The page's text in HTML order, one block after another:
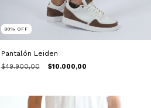
80% OFF
Pantalón Leiden
$49.900,00 $10.000,00